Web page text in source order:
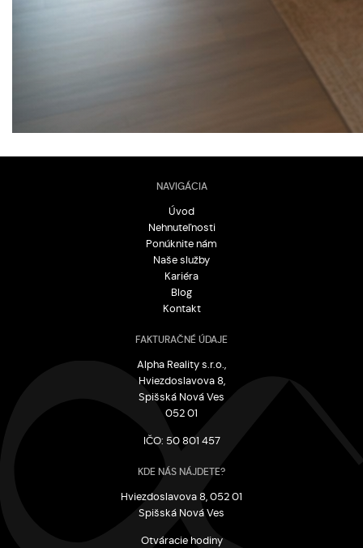
NAVIGÁCIA
Úvod
Nehnuteľnosti
Ponúknite nám
Naše služby
Kariéra
Blog
Kontakt
FAKTURAČNÉ ÚDAJE
Alpha Reality s.r.o.,
Hviezdoslavova 8,
Spišská Nová Ves
052 01
IČO: 50 801 457
KDE NÁS NÁJDETE?
Hviezdoslavova 8, 052 01
Spišská Nová Ves
Otváracie hodiny